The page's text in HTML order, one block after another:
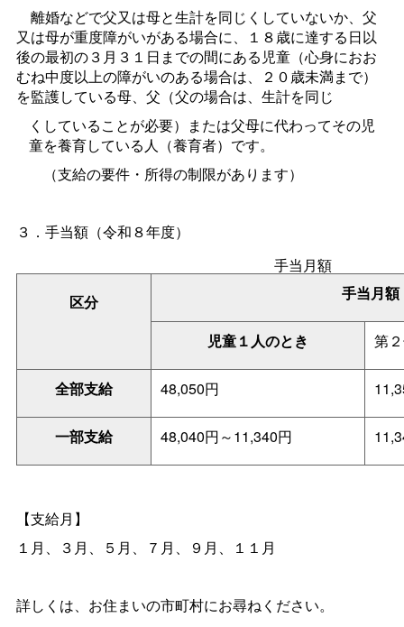
離婚などで父又は母と生計を同じくしていないか、父
又は母が重度障がいがある場合に、１８歳に達する日以
後の最初の３月３１日までの間にある児童（心身におお
むね中度以上の障がいのある場合は、２０歳未満まで）
を監護している母、父（父の場合は、生計を同じ
くしていることが必要）または父母に代わってその児
童を養育している人（養育者）です。
（支給の要件・所得の制限があります）
３．手当額（令和８年度）
手当月額
区分
手当月額
児童１人のとき 第
全部支給 48,050円
一部支給 48,040円～11,340円
【支給月】
１月、３月、５月、７月、９月、１１月
詳しくは、お住まいの市町村にお尋ねください。